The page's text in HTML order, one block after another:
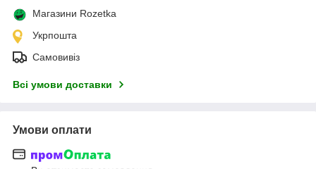
Магазини Rozetka
Укрпошта
Самовивіз
Всі умови доставки
Умови оплати